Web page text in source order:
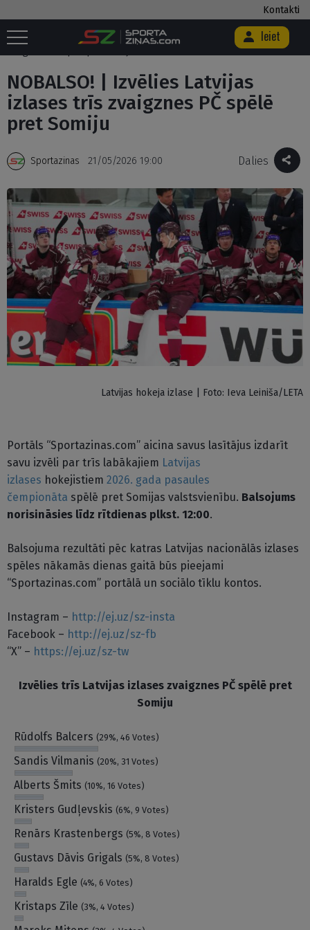
Kontakti
Ieiet
Sākums Ekskluzīvi / Blogi / NOBALSO! | Izvēlies Latvijas izlases trīs
NOBALSO! | Izvēlies Latvijas
izlases trīs zvaigznes PČ spēlē
pret Somiju
Sportazinas 21/05/2026 19:00 Dalies
Latvijas hokeja izlase | Foto: Ieva Leiniša/LETA
Portāls “Sportazinas.com” aicina savus lasītājus izdarīt
savu izvēli par trīs labākajiem Latvijas
izlases hokejistiem 2026. gada pasaules
čempionāta spēlē pret Somijas valstsvienību. Balsojums
norisināsies līdz rītdienas plkst. 12:00.
Balsojuma rezultāti pēc katras Latvijas nacionālās izlases
spēles nākamās dienas gaitā būs pieejami
“Sportazinas.com” portālā un sociālo tīklu kontos.
Instagram – http://ej.uz/sz-insta
Facebook – http://ej.uz/sz-fb
“X” – https://ej.uz/sz-tw
Izvēlies trīs Latvijas izlases zvaigznes PČ spēlē pret
Somiju
Rūdolfs Balcers (29%, 46 Votes)
Sandis Vilmanis (20%, 31 Votes)
Alberts Šmits (10%, 16 Votes)
Kristers Gudļevskis (6%, 9 Votes)
Renārs Krastenbergs (5%, 8 Votes)
Gustavs Dāvis Grigals (5%, 8 Votes)
Haralds Egle (4%, 6 Votes)
Kristaps Zīle (3%, 4 Votes)